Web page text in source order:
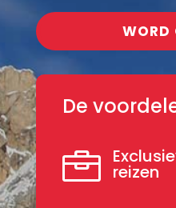
WORD
De
 reizen